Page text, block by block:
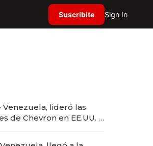
Suscribite Sign In
Venezuela, lideró las
de Chevron en EE.UU. y